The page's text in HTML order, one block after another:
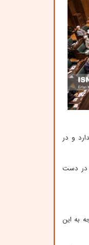
و در
در دست
به این